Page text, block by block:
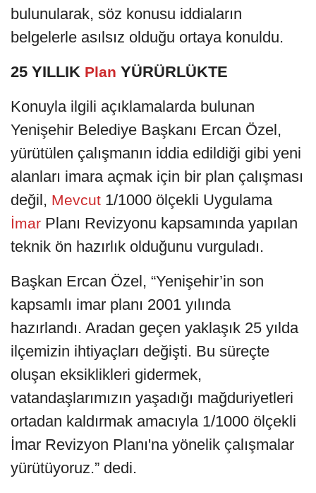
bulunularak, söz konusu iddiaların
belgelerle asılsız olduğu ortaya konuldu.
25 YILLIK Plan YÜRÜRLÜKTE
Konuyla ilgili açıklamalarda bulunan
Yenişehir Belediye Başkanı Ercan Özel,
yürütülen çalışmanın iddia edildiği gibi yeni
alanları imara açmak için bir plan çalışması
değil, Mevcut 1/1000 ölçekli Uygulama
İmar Planı Revizyonu kapsamında yapılan
teknik ön hazırlık olduğunu vurguladı.
Başkan Ercan Özel, “Yenişehir’in son
kapsamlı imar planı 2001 yılında
hazırlandı. Aradan geçen yaklaşık 25 yılda
ilçemizin ihtiyaçları değişti. Bu süreçte
oluşan eksiklikleri gidermek,
vatandaşlarımızın yaşadığı mağduriyetleri
ortadan kaldırmak amacıyla 1/1000 ölçekli
İmar Revizyon Planı'na yönelik çalışmalar
yürütüyoruz.” dedi.